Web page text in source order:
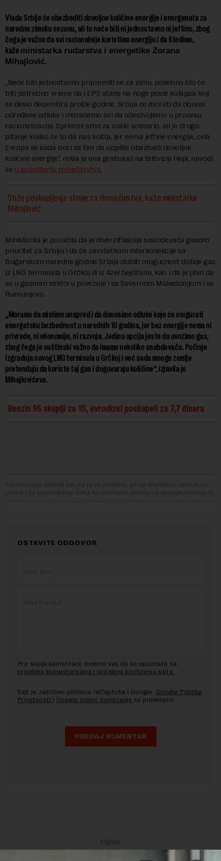
Vlada Srbije će obezbediti dovoljne količine energije i energenata za
narednu zimsku sezonu, ali to neće biti ni jednostavno ni jeftino, zbog
čega je važno da svi racionalnije koristimo energiju i da štedimo,
kaže ministarka rudarstva i energetike Zorana
Mihajlović.
„Neće biti jednostavno pripremiti se za zimu, posebno što će
biti potrebno vreme da i EPS stane na noge posle kolapsa koji
se desio decembra prošle godine. Srbija će morati da donosi
određene odluke i moraćemo svi da učestvujemo u procesu
racionalizacije. Spremni smo za svaki scenario, ali je drugo
pitanje koliko će to da nas košta, jer nema jeftine energije, cela
Evropa se sada bori sa tim da uopšte obezbedi dovoljne
količine energije“, rekla je ona gostujući na televiziji Hepi, navodi
se u saopštenju ministarstva.
Stiže poskupljenje struje za domaćinstva, kaže ministarka
Mihajlović
Ministarka je poručila da je diverzifikacija snabdevača gasom
prioritet za Srbiju i da će završetkom interkonekcije sa
Bugarskom naredne godine Srbija dobiti mogućnost dobije gas
iz LNG terminala u Grčkoj ili iz Azerbejdžana, kao i da je plan da
se u gasnom sektoru povezuje i sa Severnom Makedonijom i sa
Rumunijom.
„Moramo da mislimo unapred i da donosimo odluke koje će osigurati
energetsku bezbednost u narednih 10 godina, jer bez energije nema ni
privrede, ni ekonomije, ni razvoja. Jedina opcija jeste da uvozimo gas,
zbog čega je suštinski važno da imamo nekoliko snabdevača. Počinje
izgradnja novog LNG terminala u Grčkoj i već sada mnoge zemlje
pretenduju da koriste taj gas i dogovaraju količine“, izjavila je
Mihajlovićeva.
Benzin 95 skuplji za 10, evrodizel poskupeli za 7,7 dinara
Preuzimanje delova teksta je dozvoljeno, ali uz obavezno navođenje
izvora i uz postavljanje linka ka izvornom tekstu na novaekonomija.rs
OSTAVITE ODGOVOR
Pre slanja komentara, molimo vas da se upoznate sa
pravilima komentarisanja i pravilima korišćenja sajta.
Sajt je zaštićen pomocu reCaptcha i Google. Google Politika
Privatnosti i Google Uslovi Korišćenja su primenjeni.